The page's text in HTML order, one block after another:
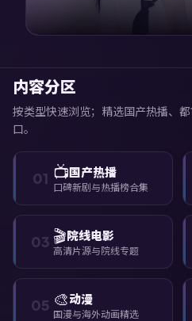
内容分区
按类型快速浏览；精选国产热播、
口。
01 📺国产热播
口碑新剧与热播榜合集
03 🎬院线电影
高清片源与院线专题
05 🎨动漫
国漫与海外动画精选